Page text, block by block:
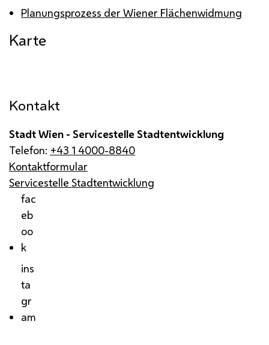
Planungsprozess der Wiener Flächenwidmung
Karte
Kontakt
Stadt Wien - Servicestelle Stadtentwicklung
Telefon: +43 1 4000-8840
Kontaktformular
Servicestelle Stadtentwicklung
fac
eb
oo
k
ins
ta
gr
am